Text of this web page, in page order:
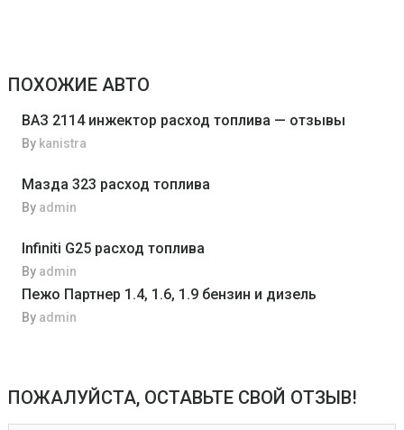
ПОХОЖИЕ АВТО
ВАЗ 2114 инжектор расход топлива — отзывы
By kanistra
Мазда 323 расход топлива
By admin
Infiniti G25 расход топлива
By admin
Пежо Партнер 1.4, 1.6, 1.9 бензин и дизель
By admin
ПОЖАЛУЙСТА, ОСТАВЬТЕ СВОЙ ОТЗЫВ!